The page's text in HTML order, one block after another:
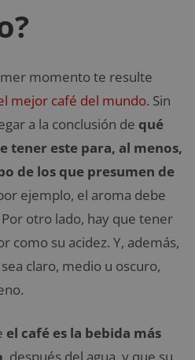
momento te resulte
mejor café del mundo. Sin
a la conclusión de qué
tener este para, al menos,
de los que presumen de
ejemplo, el aroma debe
otro lado, hay que tener
como su acidez. Y, además,
claro, medio u oscuro,
el café es la bebida más